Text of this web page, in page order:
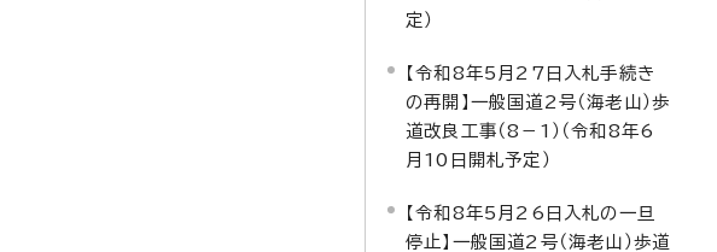
定）
【令和8年5月27日入札手続き
の再開】一般国道2号（海老山）歩
道改良工事（8－1）（令和8年6
月10日開札予定）
【令和8年5月26日入札の一旦
停止】一般国道2号（海老山）歩道